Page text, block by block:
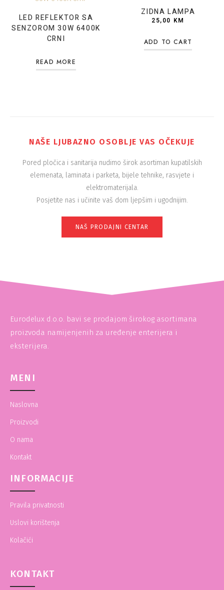
LED REFLEKTOR SA
SENZOROM 30W 6400K
CRNI
READ MORE
ZIDNA LAMPA
25,00 KM
ADD TO CART
NAŠE LJUBAZNO OSOBLJE VAS OČEKUJE
Pored pločica i sanitarija nudimo širok asortiman kupatilskih
elemenata, laminata i parketa, bijele tehnike, rasvjete i
elektromaterijala.
Posjetite nas i učinite vaš dom ljepšim i ugodnijim.
NAŠ PRODAJNI CENTAR
Eurodelux d.o.o. bavi se prodajom širokog asortimana
proizvoda namijenjenih za uređenje enterijera i
eksterijera.
MENI
Naslovna
Proizvodi
O nama
Kontakt
INFORMACIJE
Pravila privatnosti
Uslovi korištenja
Kolačići
KONTAKT